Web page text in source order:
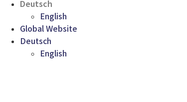
Deutsch
English
Global Website
Deutsch
English